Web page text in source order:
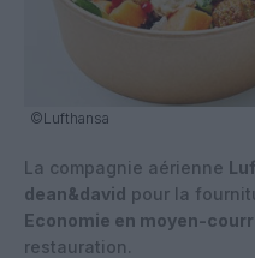
©Lufthansa
La compagnie aérienne
dean&david pour la
Economie en moyen-
restauration.